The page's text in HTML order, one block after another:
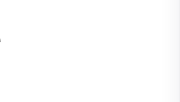
på högsta nivå – i en varm och
som passar så ring oss 054-15 13 14
emot att få ta hand om ditt